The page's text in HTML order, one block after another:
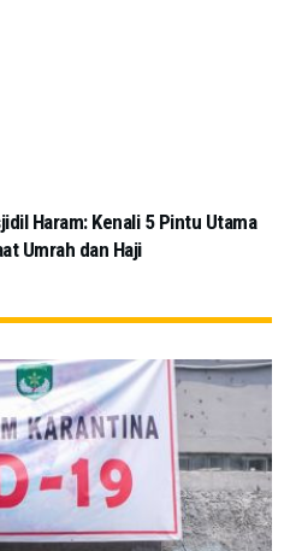
Haram: Kenali 5 Pintu Utama
Umrah dan Haji